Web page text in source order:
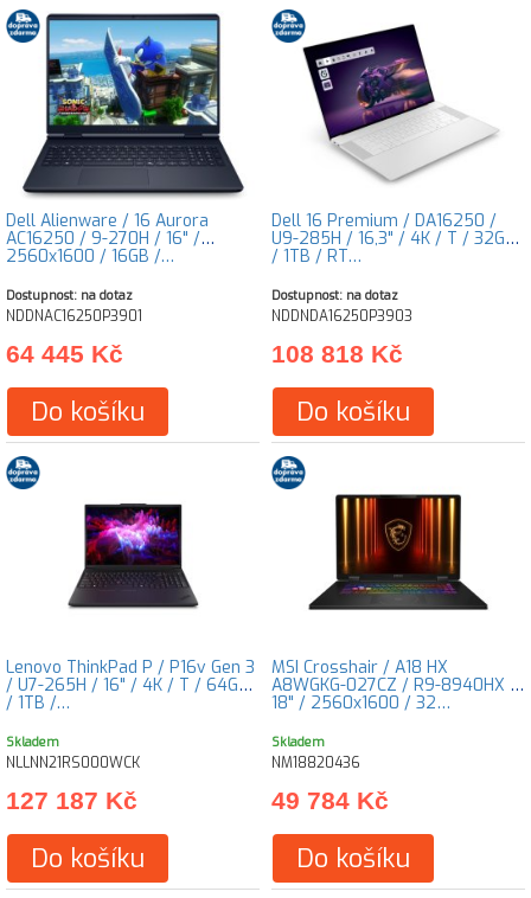
Dell Alienware / 16 Aurora
AC16250 / 9-270H / 16" /
2560x1600 / 16GB /…
Dostupnost: na dotaz
NDDNAC16250P3901
64 445 Kč
Do košíku
Dell 16 Premium / DA16250 /
U9-285H / 16,3" / 4K / T / 32GB
/ 1TB / RT…
Dostupnost: na dotaz
NDDNDA16250P3903
108 818 Kč
Do košíku
Lenovo ThinkPad P / P16v Gen 3
/ U7-265H / 16" / 4K / T / 64GB
/ 1TB /…
Skladem
NLLNN21RS000WCK
127 187 Kč
Do košíku
MSI Crosshair / A18 HX
A8WGKG-027CZ / R9-8940HX /
18" / 2560x1600 / 32…
Skladem
NM18820436
49 784 Kč
Do košíku